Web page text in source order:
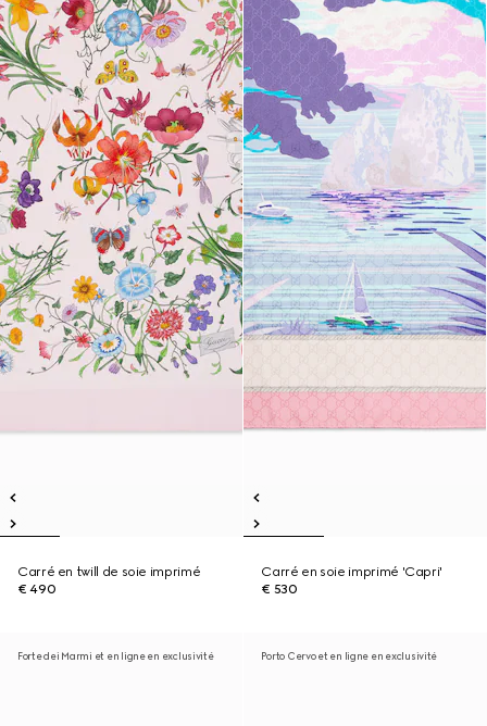
Carré en twill de soie imprimé
€ 490
Carré en soie imprimé 'Capri'
€ 530
Forte dei Marmi et en ligne en exclusivité Porto Cervo et en ligne en exclusivité